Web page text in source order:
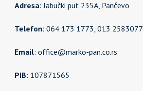
Adresa: Jabučki put 235A, Pančevo
Telefon: 064 173 1773, 013 2583077
Email: office@marko-pan.co.rs
PIB: 107871565